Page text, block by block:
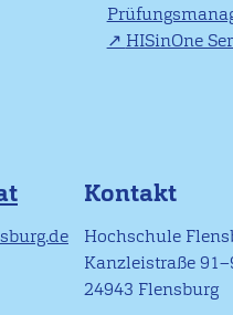
HISinOne
Kontakt
Hochschule
Kanzleistraße
24943 Flensburg